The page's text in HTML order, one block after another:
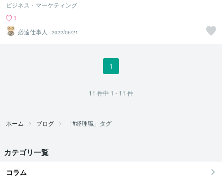
ビジネス・マーケティング
1
必達仕事人
2022/06/21
1
11 件中 1 - 11 件
ホーム ブログ 「#経理職」タグ
カテゴリ一覧
コラム